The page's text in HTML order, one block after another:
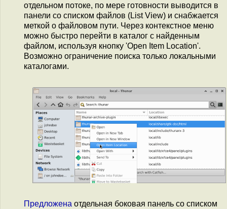
отдельном потоке, по мере готовности выводится в
панели со списком файлов (List View) и снабжается
меткой о файловом пути. Через контекстное меню
можно быстро перейти в каталог с найденным
файлом, используя кнопку 'Open Item Location'.
Возможно ограничение поиска только локальными
каталогами.
Предложена отдельная боковая панель со списком